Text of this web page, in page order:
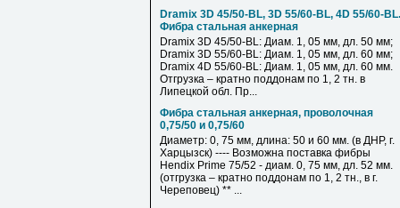
Dramix 3D 45/50-BL, 3D 55/60-BL, 4D 55/60-BL.
Фибра стальная анкерная
Dramix 3D 45/50-BL: Диам. 1, 05 мм, дл. 50 мм;
Dramix 3D 55/60-BL: Диам. 1, 05 мм, дл. 60 мм;
Dramix 4D 55/60-BL: Диам. 1, 05 мм, дл. 60 мм.
Отгрузка – кратно поддонам по 1, 2 тн. в
Липецкой обл. Пр...
Фибра стальная анкерная, проволочная
0,75/50 и 0,75/60
Диаметр: 0, 75 мм, длина: 50 и 60 мм. (в ДНР, г.
Харцызск) ---- Возможна поставка фибры
Hendix Prime 75/52 - диам. 0, 75 мм, дл. 52 мм.
(отгрузка – кратно поддонам по 1, 2 тн., в г.
Череповец) ** ...